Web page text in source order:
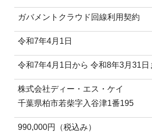
ガバメントクラウド回線利用契約
令和7年4月1日
令和7年4月1日から 令和8年3月31日
株式会社ディー・エス・ケイ
千葉県柏市若柴字入谷津1番195
990,000円（税込み）